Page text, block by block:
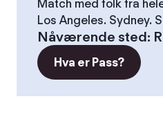
Match med folk fra
Los Angeles. Sydney.
Nåværende sted:
Hva er Pass?